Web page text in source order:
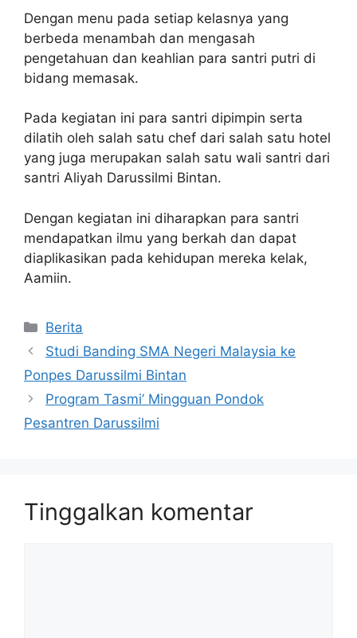
Dengan menu pada setiap kelasnya yang
berbeda menambah dan mengasah
pengetahuan dan keahlian para santri putri di
bidang memasak.
Pada kegiatan ini para santri dipimpin serta
dilatih oleh salah satu chef dari salah satu hotel
yang juga merupakan salah satu wali santri dari
santri Aliyah Darussilmi Bintan.
Dengan kegiatan ini diharapkan para santri
mendapatkan ilmu yang berkah dan dapat
diaplikasikan pada kehidupan mereka kelak,
Aamiin.
Berita
Studi Banding SMA Negeri Malaysia ke
Ponpes Darussilmi Bintan
Program Tasmi’ Mingguan Pondok
Pesantren Darussilmi
Tinggalkan komentar